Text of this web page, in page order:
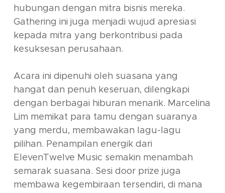
hubungan dengan mitra bisnis mereka.
Gathering ini juga menjadi wujud apresiasi
kepada mitra yang berkontribusi pada
kesuksesan perusahaan.
Acara ini dipenuhi oleh suasana yang
hangat dan penuh keseruan, dilengkapi
dengan berbagai hiburan menarik. Marcelina
Lim memikat para tamu dengan suaranya
yang merdu, membawakan lagu-lagu
pilihan. Penampilan energik dari
ElevenTwelve Music semakin menambah
semarak suasana. Sesi door prize juga
membawa kegembiraan tersendiri, di mana